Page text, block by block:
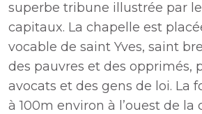
superbe tribune illustrée par
capitaux. La chapelle est
vocable de saint Yves, saint
des pauvres et des opprimés,
avocats et des gens de loi. La
à 100m environ à l’ouest de la